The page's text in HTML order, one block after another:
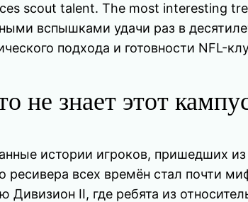
scout talent. The most interesting
вспышками удачи раз в
подхода и готовности NFL-
не знает этот
истории игроков, пришедших
ресивера всех времён стал почти
Дивизион II, где ребята из